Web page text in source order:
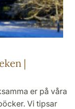
|
er på våra
Vi tipsar